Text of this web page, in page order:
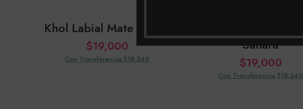
Khol Labial Mate Indalo
$19,000
Con Transferencia $18,240
Sahara
$19,000
Con Transferencia $18,240